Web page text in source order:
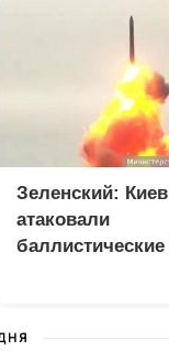
Зеленский: Киев
атаковали